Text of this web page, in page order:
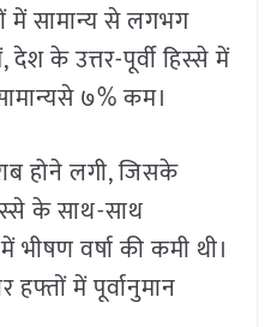
में सामान्य से लगभग
के उत्तर-पूर्वी हिस्से में
७% कम।
होने लगी, जिसके
के साथ-साथ
भीषण वर्षा की कमी थी।
में पूर्वानुमान